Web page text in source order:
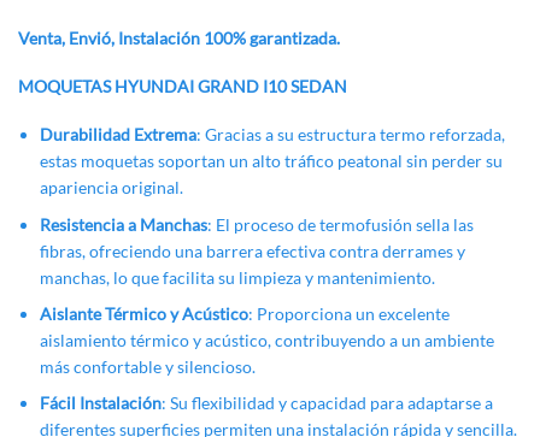
Venta, Envió, Instalación 100% garantizada.
MOQUETAS HYUNDAI GRAND I10 SEDAN
Durabilidad Extrema: Gracias a su estructura termo reforzada,
estas moquetas soportan un alto tráfico peatonal sin perder su
apariencia original.
Resistencia a Manchas: El proceso de termofusión sella las
fibras, ofreciendo una barrera efectiva contra derrames y
manchas, lo que facilita su limpieza y mantenimiento.
Aislante Térmico y Acústico: Proporciona un excelente
aislamiento térmico y acústico, contribuyendo a un ambiente
más confortable y silencioso.
Fácil Instalación: Su flexibilidad y capacidad para adaptarse a
diferentes superficies permiten una instalación rápida y sencilla.